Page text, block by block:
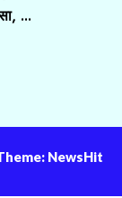
...
NewsHit